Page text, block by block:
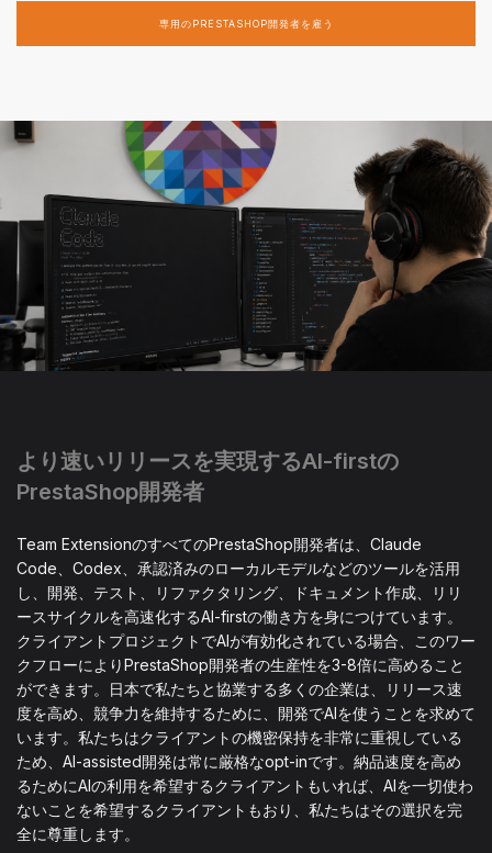
専用のPRESTASHOP開発者を雇う
より速いリリースを実現するAI-firstの
PrestaShop開発者
Team ExtensionのすべてのPrestaShop開発者は、Claude
Code、Codex、承認済みのローカルモデルなどのツールを活用
し、開発、テスト、リファクタリング、ドキュメント作成、リリ
ースサイクルを高速化するAI-firstの働き方を身につけています。
クライアントプロジェクトでAIが有効化されている場合、このワー
クフローによりPrestaShop開発者の生産性を3-8倍に高めること
ができます。日本で私たちと協業する多くの企業は、リリース速
度を高め、競争力を維持するために、開発でAIを使うことを求めて
います。私たちはクライアントの機密保持を非常に重視している
ため、AI-assisted開発は常に厳格なopt-inです。納品速度を高め
るためにAIの利用を希望するクライアントもいれば、AIを一切使わ
ないことを希望するクライアントもおり、私たちはその選択を完
全に尊重します。